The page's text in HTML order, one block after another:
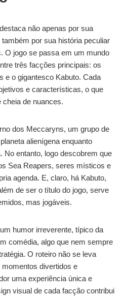
não apenas por sua
por sua história peculiar
O jogo se passa em um mundo
três facções principais: os
e o gigantesco Kabuto. Cada
e características, o que
cheia de nuances.
dos Meccaryns, um grupo de
alienígena enquanto
No entanto, logo descobrem que
Sea Reapers, seres místicos e
agenda. E, claro, há Kabuto,
de ser o título do jogo, serve
mas jogáveis.
humor irreverente, típico da
comédia, algo que nem sempre
O roteiro não se leva
divertidos e
uma experiência única e
visual de cada facção contribui